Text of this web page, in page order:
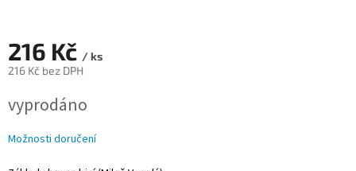
216 Kč / ks
216 Kč bez DPH
cena:
vyprodáno
Možnosti doručení